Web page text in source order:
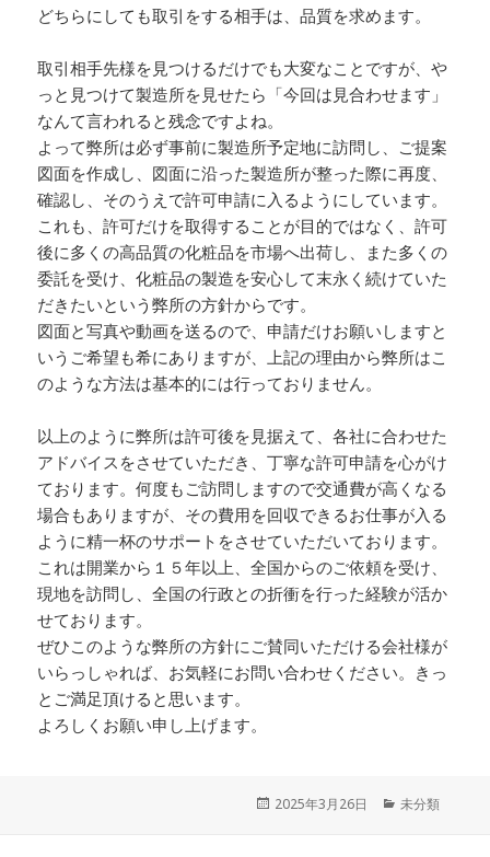
どちらにしても取引をする相手は、品質を求めます。
取引相手先様を見つけるだけでも大変なことですが、や
っと見つけて製造所を見せたら「今回は見合わせます」
なんて言われると残念ですよね。
よって弊所は必ず事前に製造所予定地に訪問し、ご提案
図面を作成し、図面に沿った製造所が整った際に再度、
確認し、そのうえで許可申請に入るようにしています。
これも、許可だけを取得することが目的ではなく、許可
後に多くの高品質の化粧品を市場へ出荷し、また多くの
委託を受け、化粧品の製造を安心して末永く続けていた
だきたいという弊所の方針からです。
図面と写真や動画を送るので、申請だけお願いしますと
いうご希望も希にありますが、上記の理由から弊所はこ
のような方法は基本的には行っておりません。
以上のように弊所は許可後を見据えて、各社に合わせた
アドバイスをさせていただき、丁寧な許可申請を心がけ
ております。何度もご訪問しますので交通費が高くなる
場合もありますが、その費用を回収できるお仕事が入る
ように精一杯のサポートをさせていただいております。
これは開業から１５年以上、全国からのご依頼を受け、
現地を訪問し、全国の行政との折衝を行った経験が活か
せております。
ぜひこのような弊所の方針にご賛同いただける会社様が
いらっしゃれば、お気軽にお問い合わせください。きっ
とご満足頂けると思います。
よろしくお願い申し上げます。
投
2025年3月26日
カ
未分類